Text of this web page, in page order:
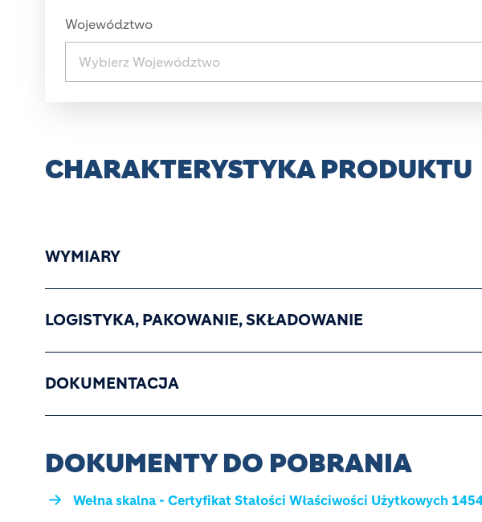
Województwo
CHARAKTERYSTYKA PRODUKTU
WYMIARY
LOGISTYKA, PAKOWANIE, SKŁADOWANIE
DOKUMENTACJA
DOKUMENTY DO POBRANIA
Wełna skalna - Certyfikat Stałości Właściwości Użytkowych